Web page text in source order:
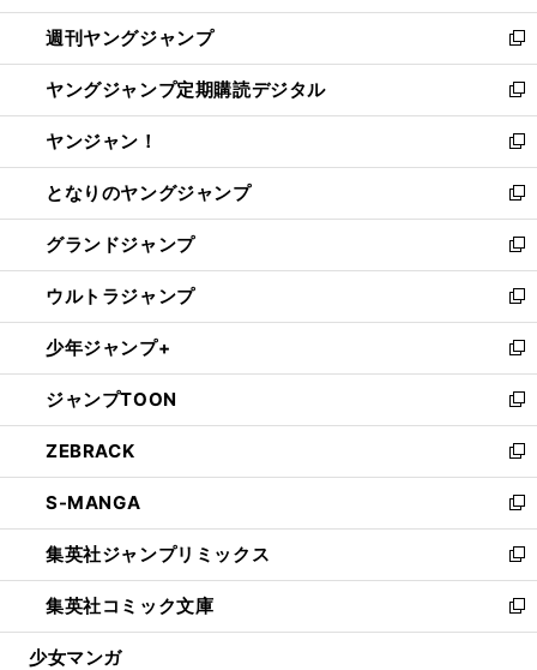
開
く
ウ
で
開
く
ン
ド
ウ
で
開
く
ウ
ィ
ン
ド
ウ
で
開
く
週刊ヤングジャンプ
新
し
い
ウ
ィ
ン
ド
ウ
で
開
く
ヤングジャンプ定期購読デジタル
新
し
い
ウ
ィ
ン
ド
ウ
で
開
く
ヤンジャン！
新
し
い
ウ
ィ
ン
ド
ウ
で
開
く
となりのヤングジャンプ
新
し
い
ウ
ィ
ン
ド
ウ
で
開
く
グランドジャンプ
新
し
い
ウ
ィ
ン
ド
ウ
で
開
く
ウルトラジャンプ
新
し
い
ウ
ィ
ン
ド
ウ
で
開
く
少年ジャンプ+
新
し
い
ウ
ィ
ン
ド
ウ
で
開
く
ジャンプTOON
新
し
い
ウ
ィ
ン
ド
ウ
で
開
ZEBRACK
新
し
い
ウ
ィ
ン
ド
ウ
S-MANGA
新
し
い
ウ
ィ
ン
集英社ジャンプリミックス
新
し
い
ウ
集英社コミック文庫
新
し
少女マンガ